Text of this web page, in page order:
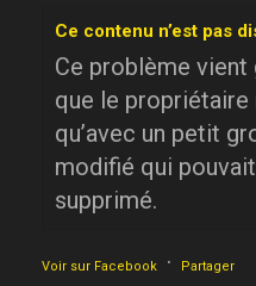
Ce contenu n’est pas
Ce problème
que le propriétaire
qu’avec un petit
modifié qui
supprimé.
Voir sur Facebook · Partager